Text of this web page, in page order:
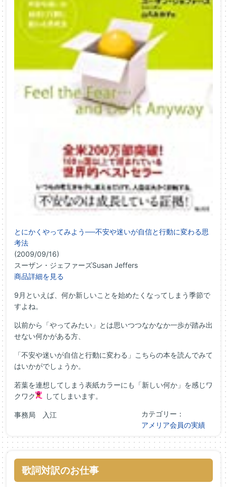
とにかくやってみよう──不安や迷いが自信と行動に変わる思
考法
(2009/09/16)
スーザン・ジェファーズSusan Jeffers
商品詳細を見る
9月といえば、何か新しいことを始めたくなってしまう季節で
すよね。
以前から「やってみたい」とは思いつつなかなか一歩が踏み出
せない何かがある方、
「不安や迷いが自信と行動に変わる」こちらの本を読んでみて
はいかがでしょうか。
若葉を連想してしまう表紙カラーにも「新しい何か」を感じワ
クワク
してしまいます。
事務局 入江
カテゴリー：
アメリア会員の実績
歌詞対訳のお仕事